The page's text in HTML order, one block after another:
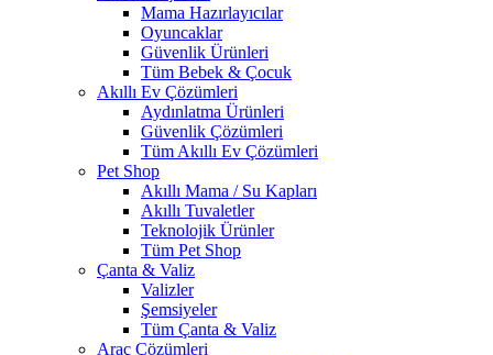
Mama Hazırlayıcılar
Oyuncaklar
Güvenlik Ürünleri
Tüm Bebek & Çocuk
Akıllı Ev Çözümleri
Aydınlatma Ürünleri
Güvenlik Çözümleri
Tüm Akıllı Ev Çözümleri
Pet Shop
Akıllı Mama / Su Kapları
Akıllı Tuvaletler
Teknolojik Ürünler
Tüm Pet Shop
Çanta & Valiz
Valizler
Şemsiyeler
Tüm Çanta & Valiz
Araç Çözümleri